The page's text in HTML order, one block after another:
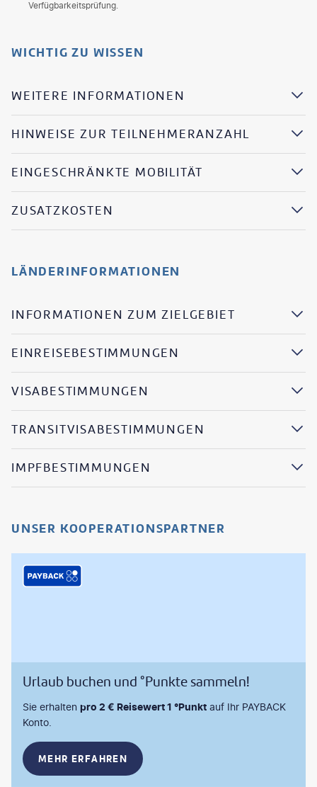
Verfügbarkeitsprüfung.
WICHTIG ZU WISSEN
WEITERE INFORMATIONEN
HINWEISE ZUR TEILNEHMERANZAHL
EINGESCHRÄNKTE MOBILITÄT
ZUSATZKOSTEN
LÄNDERINFORMATIONEN
INFORMATIONEN ZUM ZIELGEBIET
EINREISEBESTIMMUNGEN
VISABESTIMMUNGEN
TRANSITVISABESTIMMUNGEN
IMPFBESTIMMUNGEN
UNSER KOOPERATIONSPARTNER
Urlaub buchen und °Punkte sammeln!
Sie erhalten pro 2 € Reisewert 1 °Punkt auf Ihr PAYBACK
Konto.
MEHR ERFAHREN